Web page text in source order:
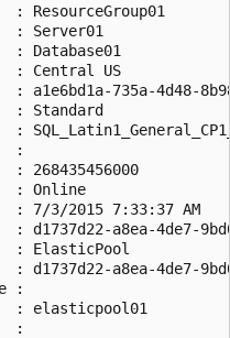
ResourceGroup01
Server01
Database01
US
735a-4d48-
:
Online
3/2015 7:33:37 AM
a8ea-4de7-
: ElasticPool
d1737d22-a8ea-4de7-
:
: elasticpool01
: